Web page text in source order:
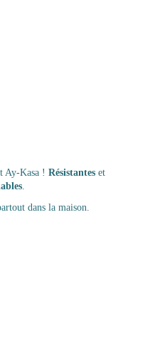
Ay-Kasa ! Résistantes et
.
dans la maison.